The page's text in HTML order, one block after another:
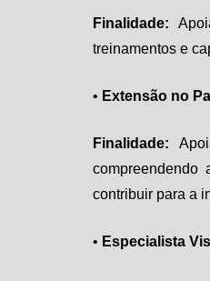
Finalidade:
treinamentos e
• Extensão no
Finalidade:
compreendendo
contribuir para a
• Especialista